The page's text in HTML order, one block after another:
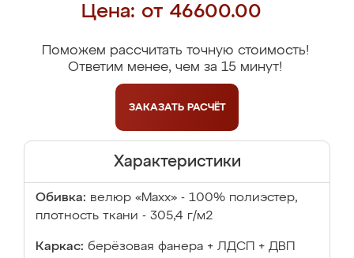
Цена: от 46600.00
Поможем рассчитать точную стоимость!
Ответим менее, чем за 15 минут!
ЗАКАЗАТЬ РАСЧЁТ
Характеристики
Обивка: велюр «Maxx» - 100% полиэстер,
плотность ткани - 305,4 г/м2
Каркас: берёзовая фанера + ЛДСП + ДВП